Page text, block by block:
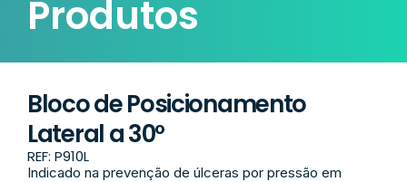
Produtos
Bloco de Posicionamento
Lateral a 30º
REF: P910L
Indicado na prevenção de úlceras por pressão em